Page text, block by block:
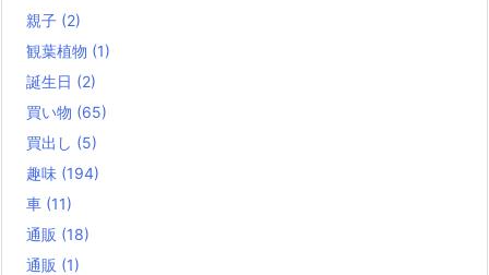
親子 (2)
観葉植物 (1)
誕生日 (2)
買い物 (65)
買出し (5)
趣味 (194)
車 (11)
通販 (18)
通販 (1)